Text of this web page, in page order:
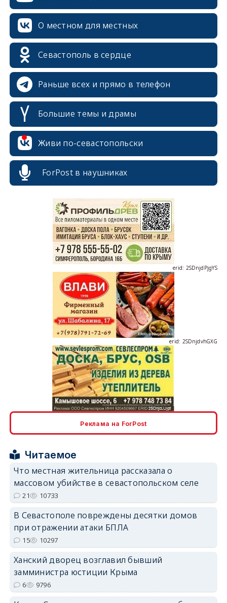
О местном для местных
Севастополь в сердце
Раньше всех и прямо в телефон
Большие темы и драмы
Живи по-севастопольски
ForPost в наушниках
erid: 2SDnjdPjgYS
erid: 2SDnjdvhGXG
Реклама на ForPost
Читаемое
Что местная жительница рассказала о
массовом убийстве в севастопольском селе
21 10733
В Севастополе повреждены десятки домов
при отражении атаки БПЛА
15 10297
Ханский дворец возглавил бывший
замминистра юстиции Крыма
6 9796